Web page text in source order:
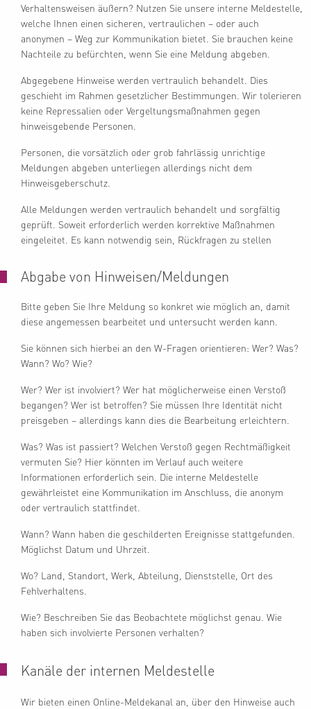
Verhaltensweisen äußern? Nutzen Sie unsere interne Meldestelle,
welche Ihnen einen sicheren, vertraulichen – oder auch
anonymen – Weg zur Kommunikation bietet. Sie brauchen keine
Nachteile zu befürchten, wenn Sie eine Meldung abgeben.
Abgegebene Hinweise werden vertraulich behandelt. Dies
geschieht im Rahmen gesetzlicher Bestimmungen. Wir tolerieren
keine Repressalien oder Vergeltungsmaßnahmen gegen
hinweisgebende Personen.
Personen, die vorsätzlich oder grob fahrlässig unrichtige
Meldungen abgeben unterliegen allerdings nicht dem
Hinweisgeberschutz.
Alle Meldungen werden vertraulich behandelt und sorgfältig
geprüft. Soweit erforderlich werden korrektive Maßnahmen
eingeleitet. Es kann notwendig sein, Rückfragen zu stellen
Abgabe von Hinweisen/Meldungen
Bitte geben Sie Ihre Meldung so konkret wie möglich an, damit
diese angemessen bearbeitet und untersucht werden kann.
Sie können sich hierbei an den W-Fragen orientieren: Wer? Was?
Wann? Wo? Wie?
Wer? Wer ist involviert? Wer hat möglicherweise einen Verstoß
begangen? Wer ist betroffen? Sie müssen Ihre Identität nicht
preisgeben – allerdings kann dies die Bearbeitung erleichtern.
Was? Was ist passiert? Welchen Verstoß gegen Rechtmäßigkeit
vermuten Sie? Hier könnten im Verlauf auch weitere
Informationen erforderlich sein. Die interne Meldestelle
gewährleistet eine Kommunikation im Anschluss, die anonym
oder vertraulich stattfindet.
Wann? Wann haben die geschilderten Ereignisse stattgefunden.
Möglichst Datum und Uhrzeit.
Wo? Land, Standort, Werk, Abteilung, Dienststelle, Ort des
Fehlverhaltens.
Wie? Beschreiben Sie das Beobachtete möglichst genau. Wie
haben sich involvierte Personen verhalten?
Kanäle der internen Meldestelle
Wir bieten einen Online-Meldekanal an, über den Hinweise auch